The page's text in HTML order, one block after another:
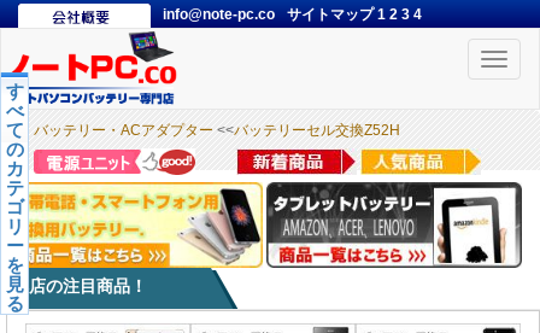
info@note-pc.co サイトマップ1 2 3 4
Toggle
バッテリー・ACアダプター <<バッテリーセル交換Z52H
す
べ
て
の
カ
テ
ゴ
リ
ー
を
見
る
本店の注目商品！